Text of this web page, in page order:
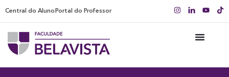
Central do Aluno Portal do Professor